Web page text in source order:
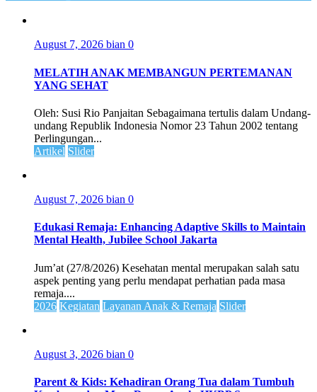
August 7, 2026 bian 0
MELATIH ANAK MEMBANGUN PERTEMANAN
YANG SEHAT
Oleh: Susi Rio Panjaitan Sebagaimana tertulis dalam Undang-
undang Republik Indonesia Nomor 23 Tahun 2002 tentang
Perlingungan...
Artikel Slider
August 7, 2026 bian 0
Edukasi Remaja: Enhancing Adaptive Skills to Maintain
Mental Health, Jubilee School Jakarta
Jum’at (27/8/2026) Kesehatan mental merupakan salah satu
aspek penting yang perlu mendapat perhatian pada masa
remaja....
2026 Kegiatan Layanan Anak & Remaja Slider
August 3, 2026 bian 0
Parent & Kids: Kehadiran Orang Tua dalam Tumbuh